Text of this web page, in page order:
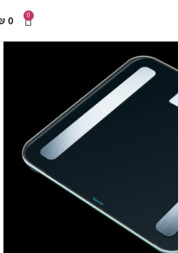
0
0